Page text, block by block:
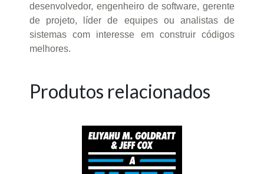
desenvolvedor, engenheiro de software, gerente
de projeto, líder de equipes ou analistas de
sistemas com interesse em construir códigos
melhores.
Produtos relacionados